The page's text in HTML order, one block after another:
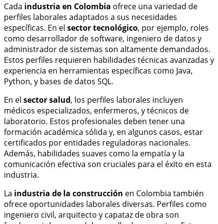
Cada industria en Colombia ofrece una variedad de
perfiles laborales adaptados a sus necesidades
específicas. En el sector tecnológico, por ejemplo, roles
como desarrollador de software, ingeniero de datos y
administrador de sistemas son altamente demandados.
Estos perfiles requieren habilidades técnicas avanzadas y
experiencia en herramientas específicas como Java,
Python, y bases de datos SQL.
En el sector salud, los perfiles laborales incluyen
médicos especializados, enfermeros, y técnicos de
laboratorio. Estos profesionales deben tener una
formación académica sólida y, en algunos casos, estar
certificados por entidades reguladoras nacionales.
Además, habilidades suaves como la empatía y la
comunicación efectiva son cruciales para el éxito en esta
industria.
La industria de la construcción en Colombia también
ofrece oportunidades laborales diversas. Perfiles como
ingeniero civil, arquitecto y capataz de obra son